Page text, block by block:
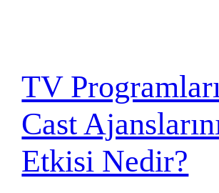
TV
Cast
Etkisi Nedir?